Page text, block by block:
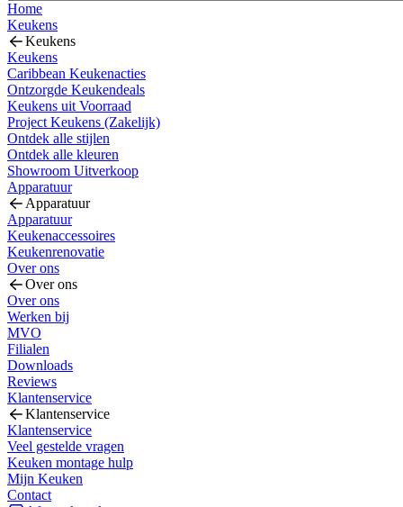
Home
Keukens
Keukens
Keukens
Caribbean Keukenacties
Ontzorgde Keukendeals
Keukens uit Voorraad
Project Keukens (Zakelijk)
Ontdek alle stijlen
Ontdek alle kleuren
Showroom Uitverkoop
Apparatuur
Apparatuur
Apparatuur
Keukenaccessoires
Keukenrenovatie
Over ons
Over ons
Over ons
Werken bij
MVO
Filialen
Downloads
Reviews
Klantenservice
Klantenservice
Klantenservice
Veel gestelde vragen
Keuken montage hulp
Mijn Keuken
Contact